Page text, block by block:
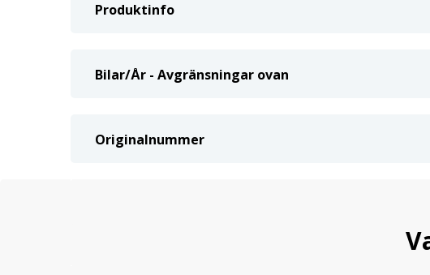
Produktinfo
Bilar/År - Avgränsningar ovan
Originalnummer